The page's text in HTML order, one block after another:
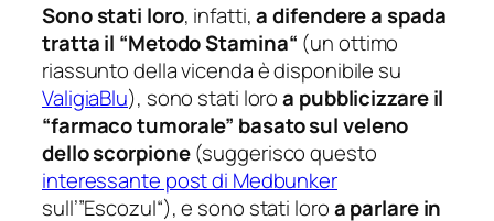
Sono stati loro, infatti,a difendere a spada
tratta il “Metodo Stamina“ (un ottimo
riassunto della vicenda è disponibile su
ValigiaBlu), sono stati loroa pubblicizzare il
“farmaco tumorale” basato sul veleno
dello scorpione(suggerisco questo
interessante post di Medbunker
sull’”Escozul“), e sono stati loroa parlare in